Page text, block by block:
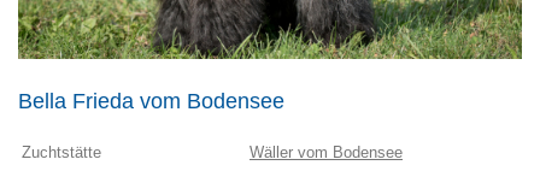
Bella Frieda vom Bodensee
Zuchtstätte
Wäller vom Bodensee